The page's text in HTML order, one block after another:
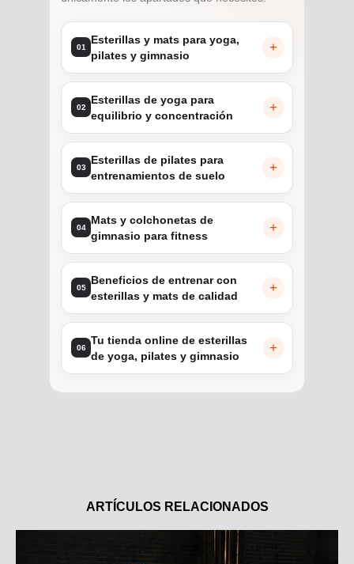
01
Esterillas y mats para yoga,
pilates y gimnasio
02
Esterillas de yoga para
equilibrio y concentración
03
Esterillas de pilates para
entrenamientos de suelo
04
Mats y colchonetas de
gimnasio para fitness
05
Beneficios de entrenar con
esterillas y mats de calidad
06
Tu tienda online de esterillas
de yoga, pilates y gimnasio
ARTÍCULOS RELACIONADOS